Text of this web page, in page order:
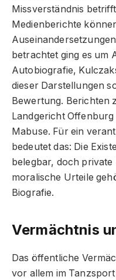
Missverständnis
Medienberichte
betrachtet ging es um
Autobiografie,
dieser Darstellungen
Bewertung. Berichten
Landgericht
Mabuse. Für ein
bedeutet das: Die
belegbar, doch
moralische Urteile
Biografie.
Vermächtnis
Das öffentliche
vor allem im